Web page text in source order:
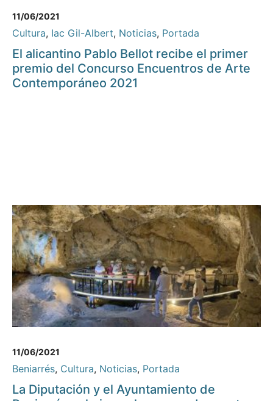
11/06/2021
Cultura, Iac Gil-Albert, Noticias, Portada
El alicantino Pablo Bellot recibe el primer
premio del Concurso Encuentros de Arte
Contemporáneo 2021
11/06/2021
Beniarrés, Cultura, Noticias, Portada
La Diputación y el Ayuntamiento de